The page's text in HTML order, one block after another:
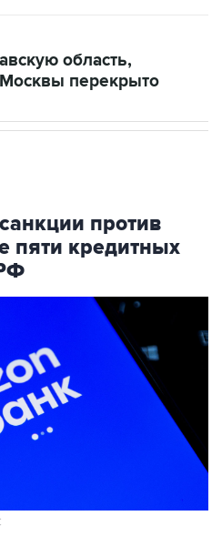
область,
перекрыто
против
пяти кредитных